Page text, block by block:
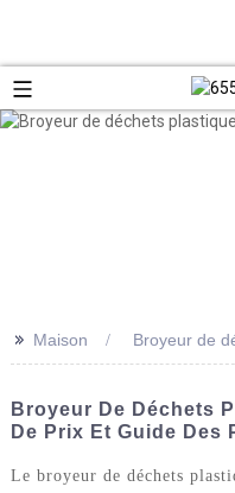
>> Maison Broyeur de
Broyeur De Déchets
De Prix Et Guide
Le broyeur de déchets